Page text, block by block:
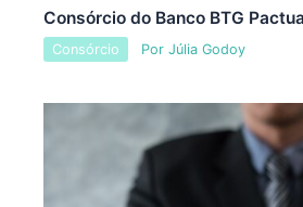
Consórcio do Banco BTG
Consórcio Por Júlia Godoy